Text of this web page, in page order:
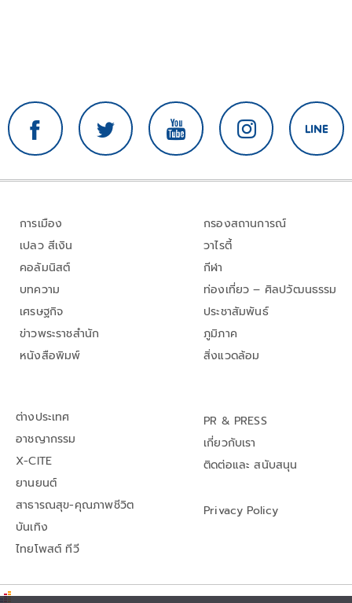
การเมือง
เปลว สีเงิน
คอลัมนิสต์
บทความ
เศรษฐกิจ
ข่าวพระราชสำนัก
หนังสือพิมพ์
กรองสถานการณ์
วาไรตี้
กีฬา
ท่องเที่ยว – ศิลปวัฒนธรรม
ประชาสัมพันธ์
ภูมิภาค
สิ่งแวดล้อม
ต่างประเทศ
อาชญากรรม
X-CITE
ยานยนต์
สาธารณสุข-คุณภาพชีวิต
บันเทิง
ไทยโพสต์ ทีวี
PR & PRESS
เกี่ยวกับเรา
ติดต่อและ สนับสนุน
Privacy Policy